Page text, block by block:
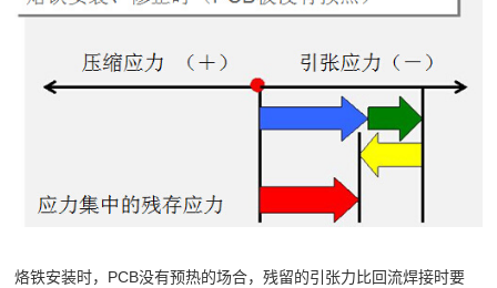
烙铁安装时，PCB没有预热的场合，残留的引张力比回流焊接时要